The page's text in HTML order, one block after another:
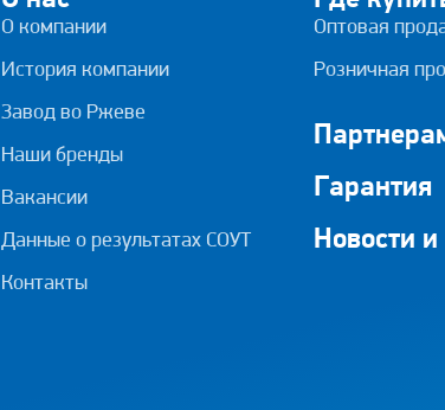
О компании
История компании
Завод во Ржеве
Наши бренды
Вакансии
Данные о результатах СОУТ
Контакты
Оптовая
Розничная
Гарантия
Новости